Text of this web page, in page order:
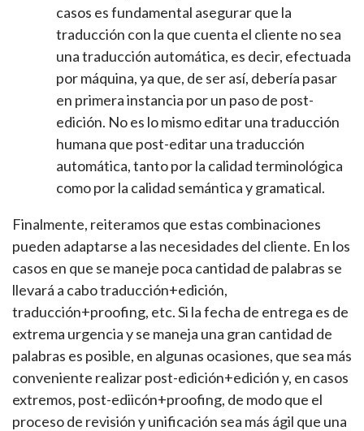
casos es fundamental asegurar que la
traducción con la que cuenta el cliente no sea
una traducción automática, es decir, efectuada
por máquina, ya que, de ser así, debería pasar
en primera instancia por un paso de post-
edición. No es lo mismo editar una traducción
humana que post-editar una traducción
automática, tanto por la calidad terminológica
como por la calidad semántica y gramatical.
Finalmente, reiteramos que estas combinaciones
pueden adaptarse a las necesidades del cliente. En los
casos en que se maneje poca cantidad de palabras se
llevará a cabo traducción+edición,
traducción+proofing, etc. Si la fecha de entrega es de
extrema urgencia y se maneja una gran cantidad de
palabras es posible, en algunas ocasiones, que sea más
conveniente realizar post-edición+edición y, en casos
extremos, post-ediicón+proofing, de modo que el
proceso de revisión y unificación sea más ágil que una